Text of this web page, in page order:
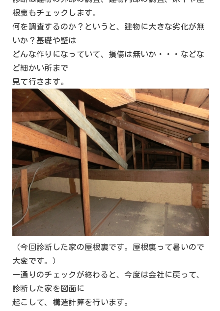
根裏もチェックします。
何を調査するのか？というと、建物に大きな劣化が無
いか？基礎や壁は
どんな作りになっていて、損傷は無いか・・・などな
ど細かい所まで
見て行きます。
（今回診断した家の屋根裏です。屋根裏って暑いので
大変です。）
一通りのチェックが終わると、今度は会社に戻って、
診断した家を図面に
起こして、構造計算を行います。